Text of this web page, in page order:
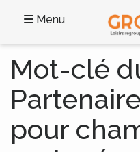
Menu
Mot-clé
pour